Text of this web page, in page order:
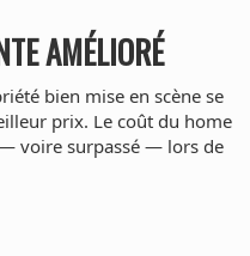
AMÉLIORÉ
bien mise en scène se
prix. Le coût du home
voire surpassé — lors de